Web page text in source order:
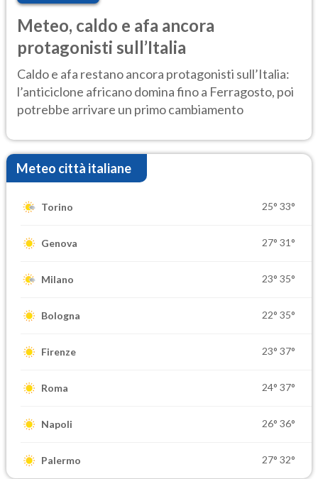
Meteo, caldo e afa ancora
protagonisti sull’Italia
Caldo e afa restano ancora protagonisti sull’Italia:
l’anticiclone africano domina fino a Ferragosto, poi
potrebbe arrivare un primo cambiamento
Meteo città italiane
Torino 25° 33°
Genova 27° 31°
Milano 23° 35°
Bologna 22° 35°
Firenze 23° 37°
Roma 24° 37°
Napoli 26° 36°
Palermo 27° 32°